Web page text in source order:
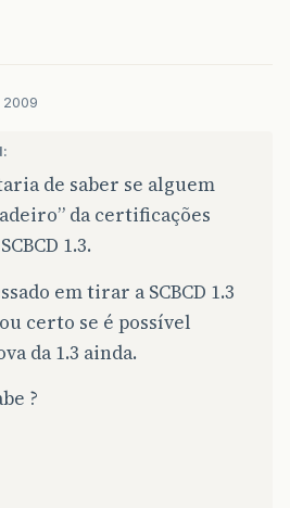
2009
de saber se alguem
da certificações
1.3.
em tirar a SCBCD 1.3
certo se é possível
da 1.3 ainda.
?